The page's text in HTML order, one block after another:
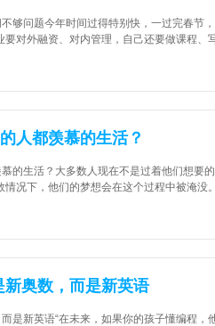
够问题今年时间过得特别快，一过完春节
要对外融资、对内管理，自己还要做课程
人都羡慕的生活？
的生活？大多数人现在不是过着他们想要
情况下，他们的梦想会在这个过程中被淹
新奥数，而是新英语
是新英语“在未来，如果你的孩子懂编程